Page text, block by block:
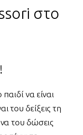
στο
να είναι
του δείξεις τη
του δώσεις